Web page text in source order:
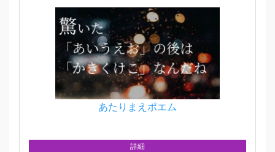
あたりまえポエム
詳細